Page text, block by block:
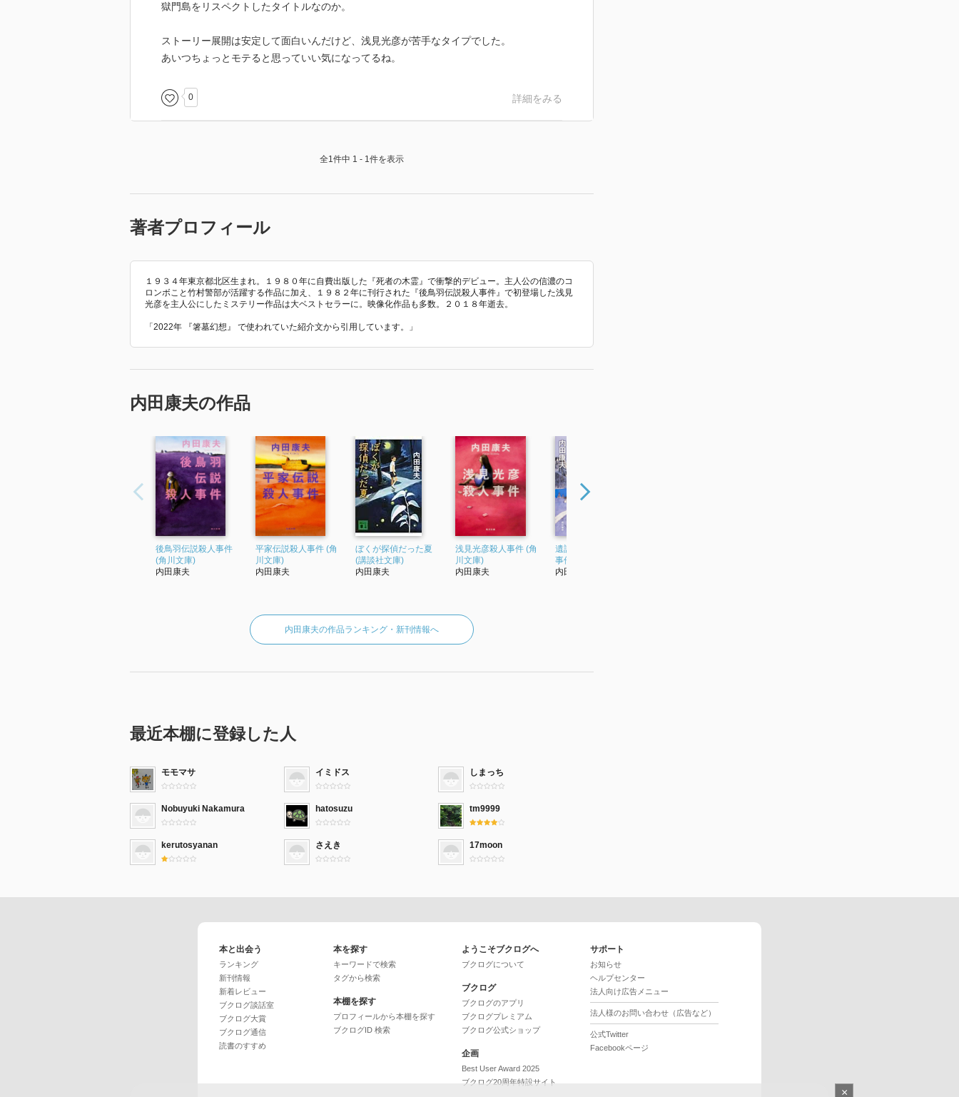
獄門島をリスペクトしたタイトルなのか。
ストーリー展開は安定して面白いんだけど、浅見光彦が苦手なタイプでした。
あいつちょっとモテると思っていい気になってるね。
0 詳細をみる
全1件中 1 - 1件を表示
著者プロフィール
１９３４年東京都北区生まれ。１９８０年に自費出版した『死者の木霊』で衝撃的デビュー。主人公の信濃のコ
ロンボこと竹村警部が活躍する作品に加え、１９８２年に刊行された『後鳥羽伝説殺人事件』で初登場した浅見
光彦を主人公にしたミステリー作品は大ベストセラーに。映像化作品も多数。２０１８年逝去。
「2022年 『箸墓幻想』 で使われていた紹介文から引用しています。」
内田康夫の作品
後鳥羽伝説殺人事件
(角川文庫)
内田康夫
平家伝説殺人事件 (角
川文庫)
内田康夫
ぼくが探偵だった夏
(講談社文庫)
内田康夫
浅見光彦殺人事件 (角
川文庫)
内田康夫
遺譜 浅見光彦最後の
事件 (上)
内田康夫
内田康夫の作品ランキング・新刊情報へ
最近本棚に登録した人
モモマサ イミドス しまっち
Nobuyuki Nakamura hatosuzu tm9999
kerutosyanan さえき 17moon
本と出会う
ランキング
新刊情報
新着レビュー
ブクログ談話室
ブクログ大賞
ブクログ通信
読書のすすめ
本を探す
キーワードで検索
タグから検索
本棚を探す
プロフィールから本棚を探す
ブクログID 検索
ようこそブクログへ
ブクログについて
ブクログ
ブクログのアプリ
ブクログプレミアム
ブクログ公式ショップ
企画
Best User Award 2025
ブクログ20周年特設サイト
サポート
お知らせ
ヘルプセンター
法人向け広告メニュー
法人様のお問い合わせ（広告など）
公式Twitter
Facebookページ
×